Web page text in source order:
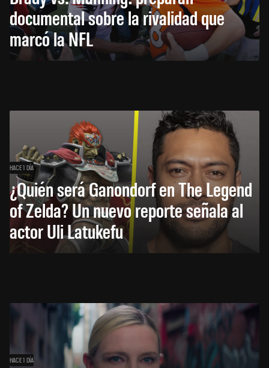
documental sobre la rivalidad que
marcó la NFL
HACE 1 DÍA
¿Quién será Ganondorf en The Legend
of Zelda? Un nuevo reporte señala al
actor Uli Latukefu
HACE 1 DÍA